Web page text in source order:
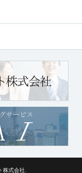
株式会社.